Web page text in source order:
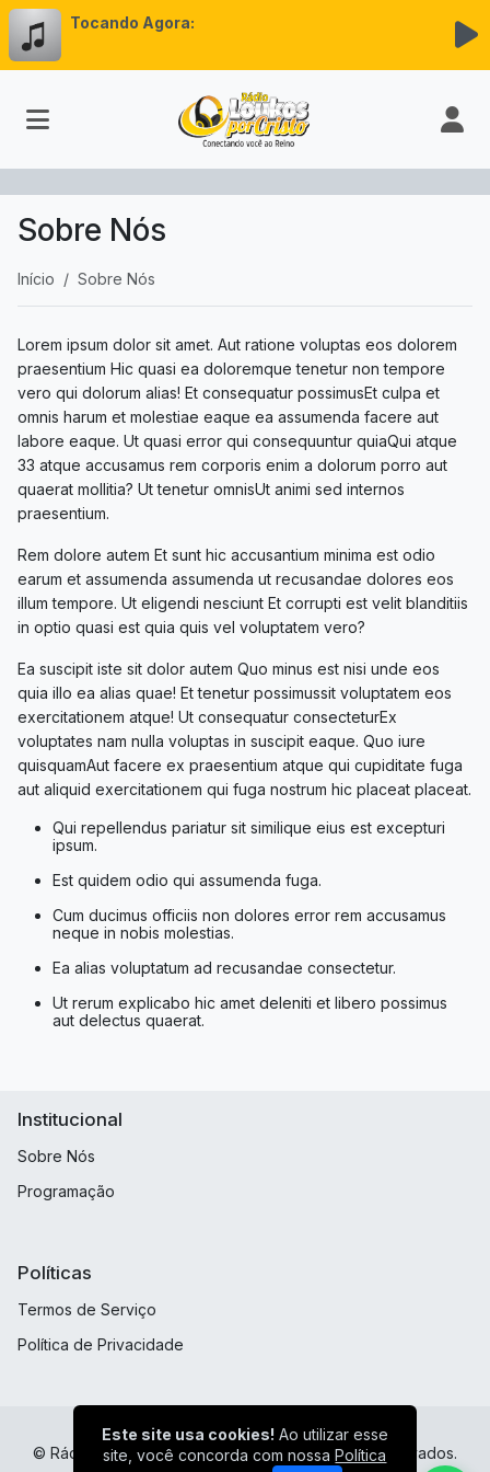
Tocando Agora:
Sobre Nós
Início Sobre Nós
Lorem ipsum dolor sit amet. Aut ratione voluptas eos dolorem
praesentium Hic quasi ea doloremque tenetur non tempore
vero qui dolorum alias! Et consequatur possimusEt culpa et
omnis harum et molestiae eaque ea assumenda facere aut
labore eaque. Ut quasi error qui consequuntur quiaQui atque
33 atque accusamus rem corporis enim a dolorum porro aut
quaerat mollitia? Ut tenetur omnisUt animi sed internos
praesentium.
Rem dolore autem Et sunt hic accusantium minima est odio
earum et assumenda assumenda ut recusandae dolores eos
illum tempore. Ut eligendi nesciunt Et corrupti est velit blanditiis
in optio quasi est quia quis vel voluptatem vero?
Ea suscipit iste sit dolor autem Quo minus est nisi unde eos
quia illo ea alias quae! Et tenetur possimussit voluptatem eos
exercitationem atque! Ut consequatur consecteturEx
voluptates nam nulla voluptas in suscipit eaque. Quo iure
quisquamAut facere ex praesentium atque qui cupiditate fuga
aut aliquid exercitationem qui fuga nostrum hic placeat placeat.
Qui repellendus pariatur sit similique eius est excepturi
ipsum.
Est quidem odio qui assumenda fuga.
Cum ducimus officiis non dolores error rem accusamus
neque in nobis molestias.
Ea alias voluptatum ad recusandae consectetur.
Ut rerum explicabo hic amet deleniti et libero possimus
aut delectus quaerat.
Institucional
Sobre Nós
Programação
Políticas
Termos de Serviço
Política de Privacidade
© Rádio Loukos Por Cristo - Todos os direitos reservados.
Este site usa cookies! Ao utilizar esse
site, você concorda com nossaPolítica